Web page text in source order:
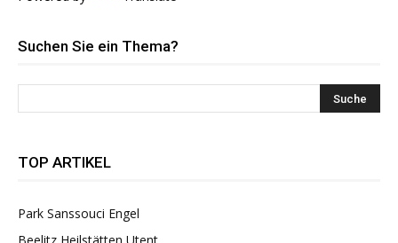
Suchen Sie ein Thema?
TOP ARTIKEL
Park Sanssouci Engel